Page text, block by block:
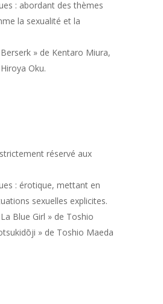
: abordant des thèmes
la sexualité et la
» de Kentaro Miura,
Oku.
réservé aux
: érotique, mettant en
sexuelles explicites.
Blue Girl » de Toshio
» de Toshio Maeda